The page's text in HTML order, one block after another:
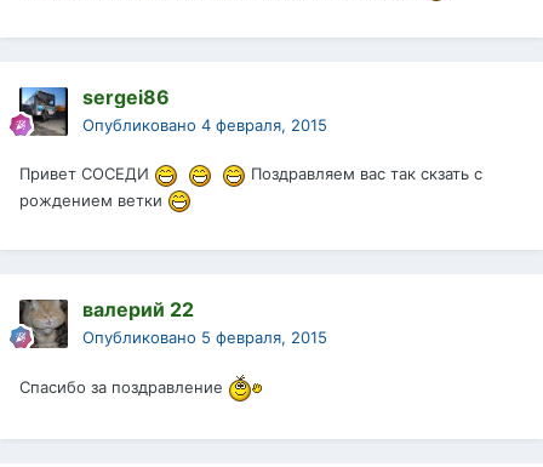
sergei86
Опубликовано 4 февраля, 2015
Привет СОСЕДИ
Поздравляем вас так скзать с
рождением ветки
валерий 22
Опубликовано 5 февраля, 2015
Спасибо за поздравление